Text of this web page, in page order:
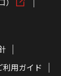
利用ガイド